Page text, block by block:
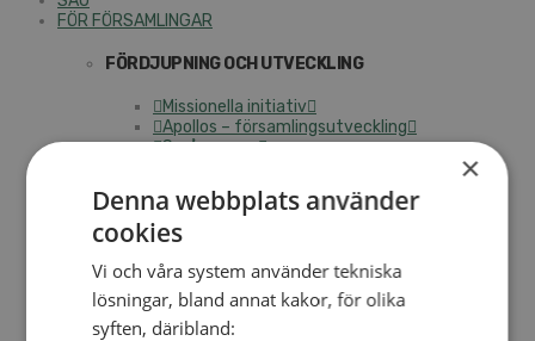
FÖR FÖRSAMLINGAR
FÖRDJUPNING OCH UTVECKLING
Missionella initiativ
Apollos – församlingsutveckling
Smågrupper
Gudstjänst
Vänförsamling
Integrationsarbete
För barns bästa – överallt
Missionsinspiratörens verktygslåda
PRAKTISKT
×
Denna webbplats använder
cookies
Vi och våra system använder tekniska
lösningar, bland annat kakor, för olika
syften, däribland: